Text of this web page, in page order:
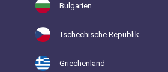
Bulgarien
Tschechische Republik
Griechenland